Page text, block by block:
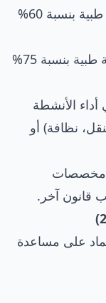
مع إعاقة طبية بنسبة 60%
لكن مع إعاقة طبية بنسبة 75%
الأنشطة
نظافة) أو
مخصصات
قانون آخر.
على مساعدة